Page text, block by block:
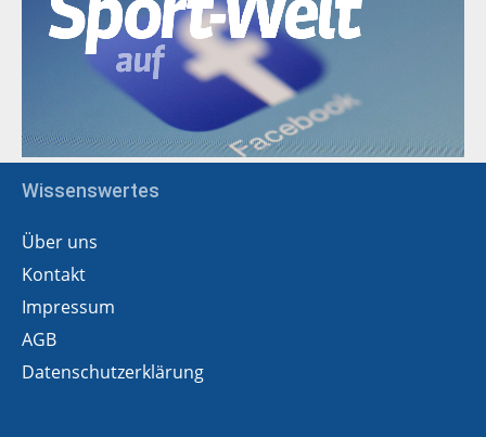
Wissenswertes
Über uns
Kontakt
Impressum
AGB
Datenschutzerklärung